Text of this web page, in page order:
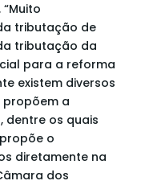
tributação de
tributação da
para a reforma
existem diversos
a
dentre os quais
o
diretamente na
dos